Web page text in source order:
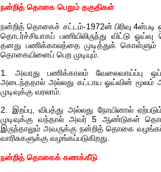
நன்றித் தொகை பெறும் தகுதிகள்
நன்றித் தொகைச் சட்டம்-1972ன் பிரிவு
தொடர்ச்சியாகப் பணியிலிருந்து விட்டு
தனது பணிக்காலத்தை முடித்துக்
தொகையினைப் பெற முடியும்.
1. அவரது பணிக்காலம் வேலைவாய்ப்பு
அடைந்ததால் அல்லது கட்டாய ஓய்வின் மூலம்
முடிவுக்கு வரலாம்.
2. இறப்பு, விபத்து அல்லது நோயினால்
முடிவுக்கு வந்தால் அவர் 5 ஆண்டுகள்
இருந்தாலும் அவருக்கு நன்றித் தொகை
வாரிசுகளுக்கு வழங்கப்படுகிறது.
நன்றித் தொகைக் கணக்கீடு